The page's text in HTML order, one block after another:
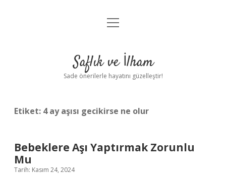
Anasayfa
Yasal Uyarı
menüyü
Saflık ve İlham
Sade önerilerle hayatını güzelleştir!
Etiket: 4 ay aşısı gecikirse ne olur
Bebeklere Aşı Yaptırmak Zorunlu
Mu
Tarih: Kasım 24, 2024